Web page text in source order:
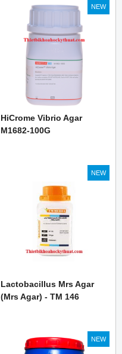
NEW
HiCrome Vibrio Agar
M1682-100G
NEW
Lactobacillus Mrs Agar
(Mrs Agar) - TM 146
NEW